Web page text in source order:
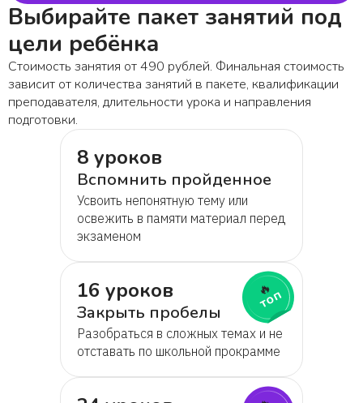
Выбирайте пакет занятий под
цели ребёнка
Стоимость занятия от 490 рублей. Финальная стоимость
зависит от количества занятий в пакете, квалификации
преподавателя, длительности урока и направления
подготовки.
8 уроков
Вспомнить пройденное
Усвоить непонятную тему или
освежить в памяти материал перед
экзаменом
16 уроков
Закрыть пробелы
Разобраться в сложных темах и не
отставать по школьной прокрамме
🔥
топ